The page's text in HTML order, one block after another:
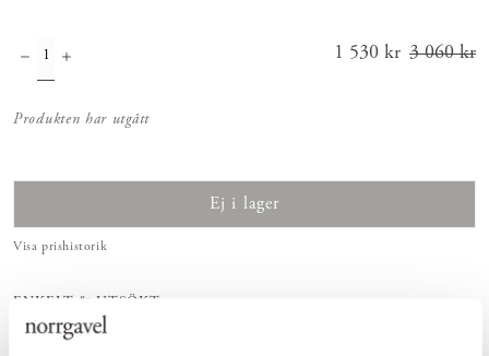
Nuvarande pris:
1 530 kr 3 060 kr
Produkten har utgått
Ej i lager
Visa prishistorik
ENKELT & UTSÖKT
Hos oss hittar du ett kurerat sortiment av inredning som gör vardagslivet